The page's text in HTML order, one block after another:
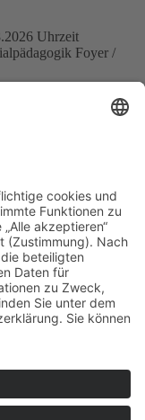
Uhrzeit
Foyer /
Kreativität bei
haben in der
veröffentlicht